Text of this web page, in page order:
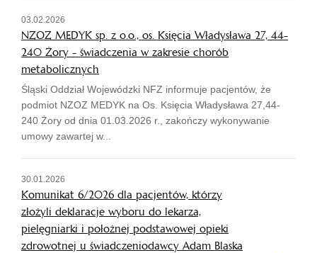
03.02.2026
NZOZ MEDYK sp. z o.o., os. Księcia Władysława 27, 44-
240 Żory - świadczenia w zakresie chorób
metabolicznych
Śląski Oddział Wojewódzki NFZ informuje pacjentów, że
podmiot NZOZ MEDYK na Os. Księcia Władysława 27,44-
240 Żory od dnia 01.03.2026 r., zakończy wykonywanie
umowy zawartej w...
30.01.2026
Komunikat 6/2026 dla pacjentów, którzy
złożyli deklaracje wyboru do lekarza,
pielęgniarki i położnej podstawowej opieki
zdrowotnej u świadczeniodawcy Adam Blaska